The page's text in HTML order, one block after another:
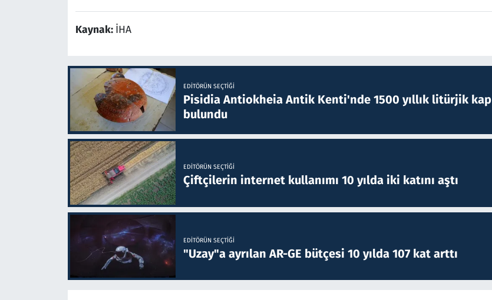
Kaynak: İHA
EDITÖRÜN SEÇTIĞI
Pisidia Antiokheia Antik Kenti'nde 1500 yıllık litürjik kap
bulundu
EDITÖRÜN SEÇTIĞI
Çiftçilerin internet kullanımı 10 yılda iki katını aştı
EDITÖRÜN SEÇTIĞI
"Uzay"a ayrılan AR-GE bütçesi 10 yılda 107 kat arttı